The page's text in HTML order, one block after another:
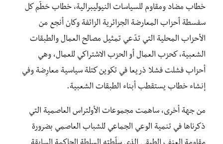
خطاب مضاد ومقاوم للسياسات النيوليبرالية، خطاب حَطّم كل
سفسطة أحزاب المعارضة الجزائرية الزائفة وكان أنجع من
الأحزاب المحلية التي تدّعي تمثيل مصالح العمال والطبقات
الشعبية، كحزب العمال أو الحزب الاشتراكي للعمال، وهي
أحزاب فشلت فشلا ذريعا في تكوين كتلة سياسية معارِضة وفي
إنشاء خطاب يستقطب أبناء الطبقات الشعبية.
من جهة أخرى، ساهمت مجموعات الأولتراس العاصمية التي
ذكرناها في تنمية الوعي الجماعي للشباب العاصمي بضرورة